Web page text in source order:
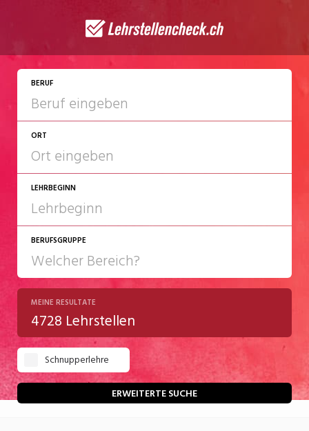
BERUF
ORT
LEHRBEGINN
2027
2028
BERUFSGRUPPE
Chemie/Pharma
Gastgewerbe
Gesundheit/Pflege/Soziales
Handwerk/Technik
MEINE RESULTATE
4728 Lehrstellen
Schnupperlehre
ERWEITERTE SUCHE